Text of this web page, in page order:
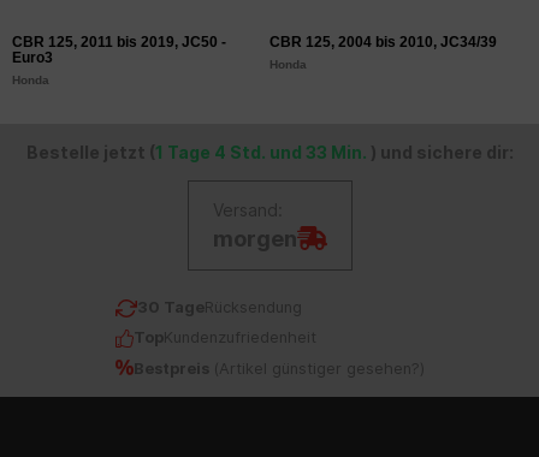
CBR 125, 2011 bis 2019, JC50 -
Euro3
Honda
CBR 125, 2004 bis 2010, JC34/39
Honda
Bestelle jetzt (1 Tage 4 Std. und 33 Min. ) und sichere dir:
Versand:
morgen
30 TageRücksendung
TopKundenzufriedenheit
Bestpreis ( Artikel günstiger gesehen? )